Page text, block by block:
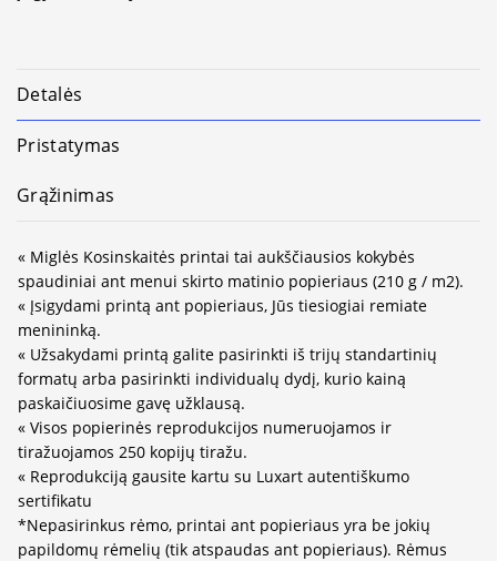
Detalės
Pristatymas
Grąžinimas
« Miglės Kosinskaitės printai tai aukščiausios kokybės
spaudiniai ant menui skirto matinio popieriaus (210 g / m2).
« Įsigydami printą ant popieriaus, Jūs tiesiogiai remiate
menininką.
« Užsakydami printą galite pasirinkti iš trijų standartinių
formatų arba pasirinkti individualų dydį, kurio kainą
paskaičiuosime gavę užklausą.
« Visos popierinės reprodukcijos numeruojamos ir
tiražuojamos 250 kopijų tiražu.
« Reprodukciją gausite kartu su Luxart autentiškumo
sertifikatu
*Nepasirinkus rėmo, printai ant popieriaus yra be jokių
papildomų rėmelių (tik atspaudas ant popieriaus). Rėmus